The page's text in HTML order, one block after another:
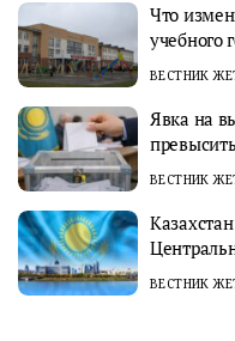
Что
учебного
ВЕСТНИК
Явка на
ВЕСТНИК
ВЕСТНИК